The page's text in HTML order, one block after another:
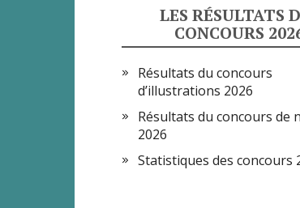
LES RÉSULTATS
CONCOURS
Résultats du concours
d’illustrations 2026
Résultats du concours de
2026
Statistiques des concours